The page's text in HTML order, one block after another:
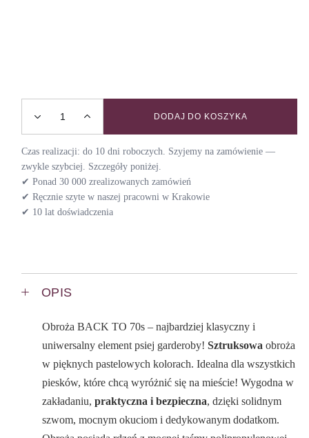
Obroża z klamrą BACK TO 70s / OLIVE TREE quantity
DODAJ DO KOSZYKA
Czas realizacji: do 10 dni roboczych. Szyjemy na zamówienie —
zwykle szybciej. Szczegóły poniżej.
✔ Ponad 30 000 zrealizowanych zamówień
✔ Ręcznie szyte w naszej pracowni w Krakowie
✔ 10 lat doświadczenia
OPIS
Obroża BACK TO 70s – najbardziej klasyczny i
uniwersalny element psiej garderoby!Sztruksowaobroża
w pięknych pastelowych kolorach. Idealna dla wszystkich
piesków, które chcą wyróżnić się na mieście! Wygodna w
zakładaniu,praktyczna i bezpieczna, dzięki solidnym
szwom, mocnym okuciom i dedykowanym dodatkom.